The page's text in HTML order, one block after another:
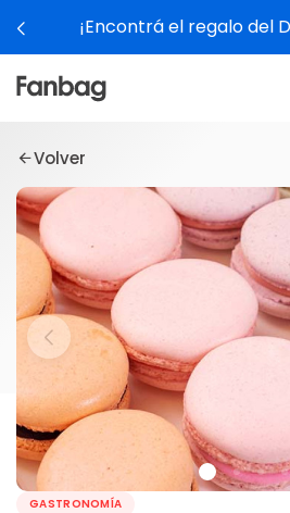
¡Encontrá el regalo del
Volver
GASTRONOMÍA